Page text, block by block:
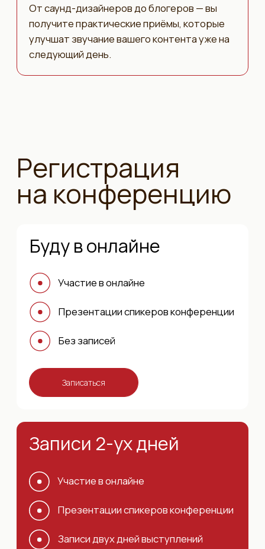
Образовательная лицензия
№ Л035-01270-
Согласие на получение рекламных
материалов
Сведения об образовательной организации
Политика конфиденциальности
ИП Кленин Максим Евгеньевич
ИНН: 290138874389
Почта: teemowicky@gmail.com
Телефон: +79119069456
Выписка из
реестра